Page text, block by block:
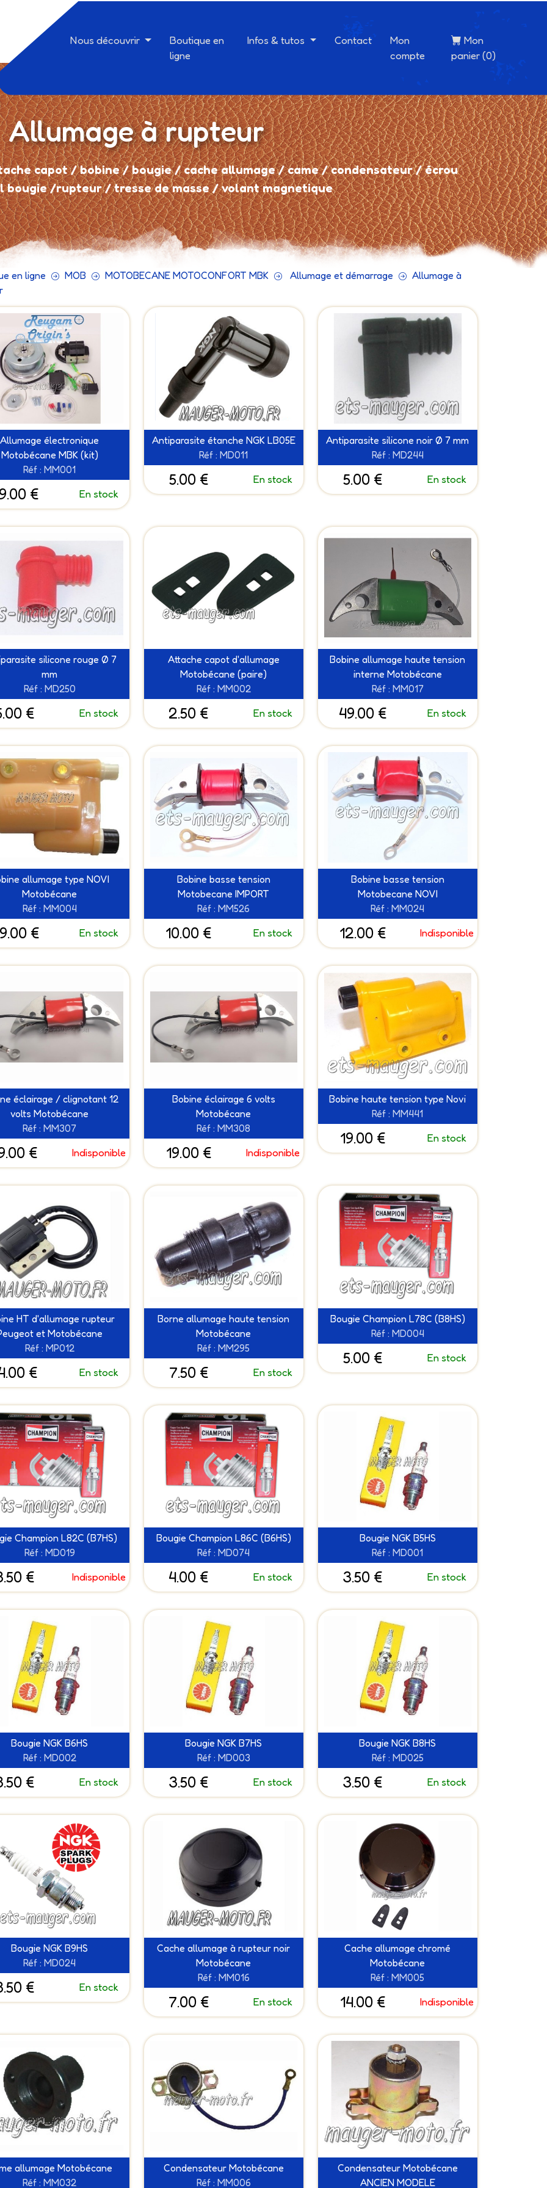
Nous découvrir
Boutique en
ligne
Infos & tutos Contact
Mon
compte
Mon
panier (0)
Allumage à rupteur
capot / bobine / bougie / cache allumage / came / condensateur / écrou
/rupteur / tresse de masse / volant magnetique
en ligne MOB MOTOBECANE MOTOCONFORT MBK Allumage et démarrage
Allumage à
Allumage électronique
Motobécane MBK (kit)
Réf : MM001
€ En stock
Antiparasite étanche NGK LB05E
Réf : MD011
5.00 € En stock
Antiparasite silicone noir Ø 7 mm
Réf : MD244
5.00 € En stock
silicone rouge Ø 7
mm
Réf : MD250
€ En stock
Attache capot d'allumage
Motobécane (paire)
Réf : MM002
2.50 € En stock
Bobine allumage haute tension
interne Motobécane
Réf : MM017
49.00 € En stock
allumage type NOVI
Motobécane
Réf : MM004
€ En stock
Bobine basse tension
Motobecane IMPORT
Réf : MM526
10.00 € En stock
Bobine basse tension
Motobecane NOVI
Réf : MM024
12.00 € Indisponible
éclairage / clignotant 12
volts Motobécane
Réf : MM307
€ Indisponible
Bobine éclairage 6 volts
Motobécane
Réf : MM308
19.00 € Indisponible
Bobine haute tension type Novi
Réf : MM441
19.00 € En stock
HT d'allumage rupteur
et Motobécane
Réf : MP012
€ En stock
Borne allumage haute tension
Motobécane
Réf : MM295
7.50 € En stock
Bougie Champion L78C (B8HS)
Réf : MD004
5.00 € En stock
Champion L82C (B7HS)
Réf : MD019
€ Indisponible
Bougie Champion L86C (B6HS)
Réf : MD074
4.00 € En stock
Bougie NGK B5HS
Réf : MD001
3.50 € En stock
Bougie NGK B6HS
Réf : MD002
€ En stock
Bougie NGK B7HS
Réf : MD003
3.50 € En stock
Bougie NGK B8HS
Réf : MD025
3.50 € En stock
Bougie NGK B9HS
Réf : MD024
€ En stock
Cache allumage à rupteur noir
Motobécane
Réf : MM016
7.00 € En stock
Cache allumage chromé
Motobécane
Réf : MM005
14.00 € Indisponible
allumage Motobécane
Réf : MM032
Condensateur Motobécane
Réf : MM006
Condensateur Motobécane
ANCIEN MODELE